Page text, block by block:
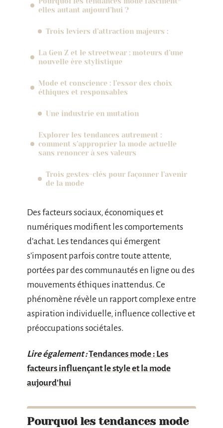
elles autant aujourd’hui ?
Trois leviers d’attraction majeurs :
La Gen Z et le streetwear : moteurs d’une
nouvelle ère stylistique
Mode et conscience : l’essor des choix
éthiques et responsables
Une industrie en mutation
Explorer les tendances autrement :
comment s’approprier la mode actuelle
sans renoncer à ses valeurs
Trois gestes-clés pour façonner l’avenir
de la mode
Des facteurs sociaux, économiques et
numériques modifient les comportements
d’achat. Les tendances qui émergent
s’imposent parfois contre toute attente,
portées par des communautés en ligne ou des
mouvements éthiques inattendus. Ce
phénomène révèle un rapport complexe entre
aspiration individuelle, influence collective et
préoccupations sociétales.
Lire également :Tendances mode : Les
facteurs influençant le style et la mode
aujourd'hui
Pourquoi les tendances mode